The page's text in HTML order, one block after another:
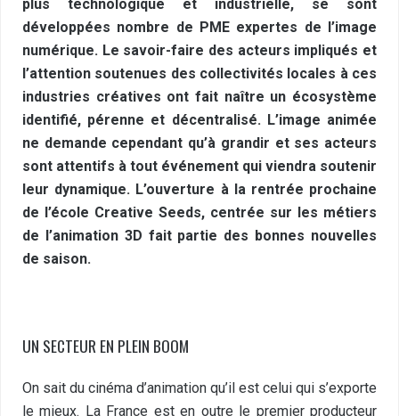
plus technologique et industrielle, se sont
développées nombre de PME expertes de l’image
numérique. Le savoir-faire des acteurs impliqués et
l’attention soutenues des collectivités locales à ces
industries créatives ont fait naître un écosystème
identifié, pérenne et décentralisé. L’image animée
ne demande cependant qu’à grandir et ses acteurs
sont attentifs à tout événement qui viendra soutenir
leur dynamique. L’ouverture à la rentrée prochaine
de l’école Creative Seeds, centrée sur les métiers
de l’animation 3D fait partie des bonnes nouvelles
de saison.
UN SECTEUR EN PLEIN BOOM
On sait du cinéma d’animation qu’il est celui qui s’exporte
le mieux. La France est en outre le premier producteur